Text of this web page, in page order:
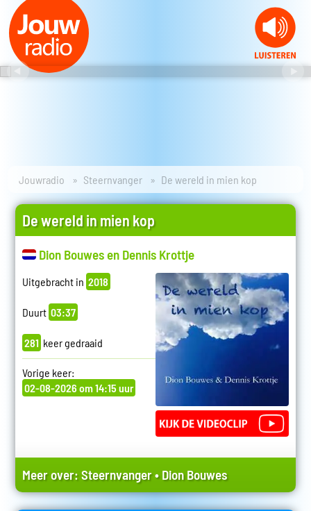
Jouwradio Steernvanger De wereld in mien kop
De wereld in mien kop
Dion Bouwes en Dennis Krottje
Uitgebracht in 2018
Duurt 03:37
281 keer gedraaid
Vorige keer:
02-08-2026 om 14:15 uur
Meer over:Steernvanger•Dion Bouwes